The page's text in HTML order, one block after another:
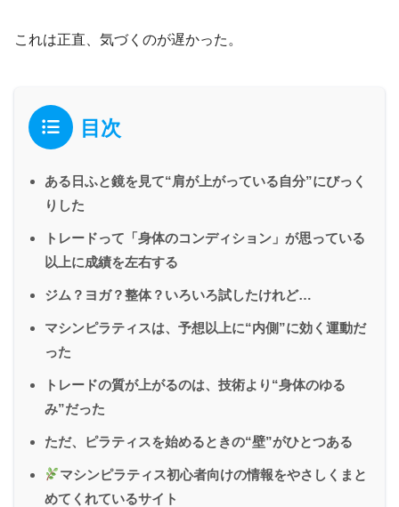
これは正直、気づくのが遅かった。
目次
ある日ふと鏡を見て“肩が上がっている自分”にびっく
りした
トレードって「身体のコンディション」が思っている
以上に成績を左右する
ジム？ヨガ？整体？いろいろ試したけれど…
マシンピラティスは、予想以上に“内側”に効く運動だ
った
トレードの質が上がるのは、技術より“身体のゆる
み”だった
ただ、ピラティスを始めるときの“壁”がひとつある
マシンピラティス初心者向けの情報をやさしくまと
めてくれているサイト